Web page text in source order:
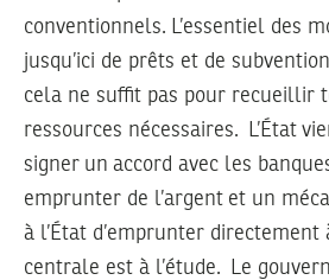
conventionnels. L’essentiel des
jusqu’ici de prêts et de
cela ne suffit pas pour recueillir
ressources nécessaires. L’État
signer un accord avec les
emprunter de l’argent et un
à l’État d’emprunter directement
centrale est à l’étude. Le